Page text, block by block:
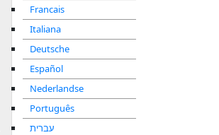
Francais
Italiana
Deutsche
Español
Nederlandse
Português
עברית